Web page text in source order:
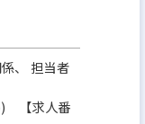
、 担当者
【求人番